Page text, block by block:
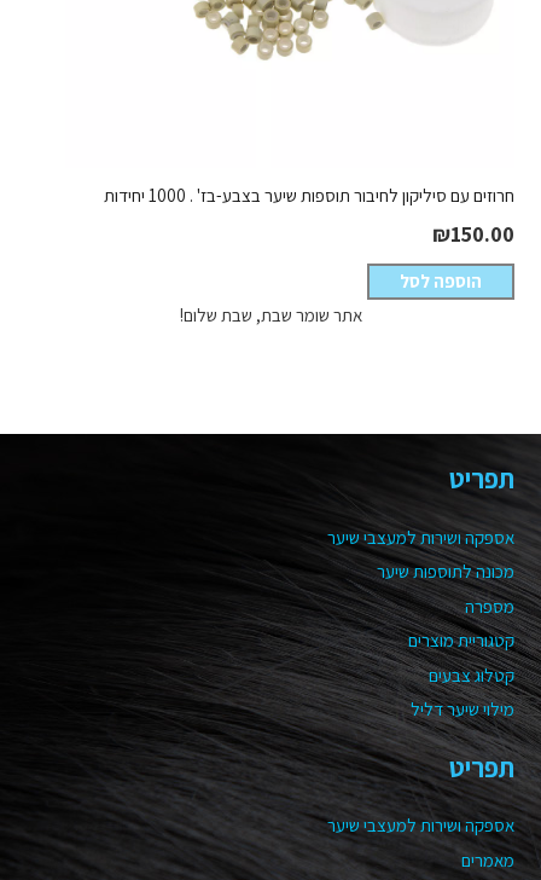
חרוזים עם סיליקון לחיבור תוספות שיער בצבע-בז' . 1000 יחידות
₪150.00
הוספה לסל
אתר שומר שבת, שבת שלום!
תפריט
אספקה ושירות למעצבי שיער
מכונה לתוספות שיער
מספרה
קטגוריית מוצרים
קטלוג צבעים
מילוי שיער דליל
תפריט
אספקה ושירות למעצבי שיער
מאמרים